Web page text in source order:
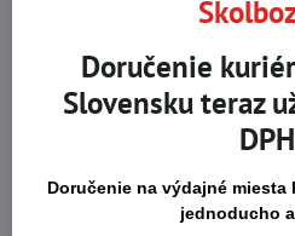
✔ kvalitné materiály a odolné
✔ vesty vhodné do interiéru aj
✔ profesionálny zákaznícky servis
Tipy, ako vybrať tú
Doručenie
Slovensku teraz
DPH
Doručenie na výdajné miesta
jednoducho